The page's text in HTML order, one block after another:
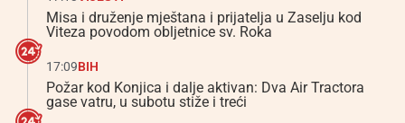
Misa i druženje mještana i prijatelja u Zaselju kod
Viteza povodom obljetnice sv. Roka
17:09BIH
Požar kod Konjica i dalje aktivan: Dva Air Tractora
gase vatru, u subotu stiže i treći